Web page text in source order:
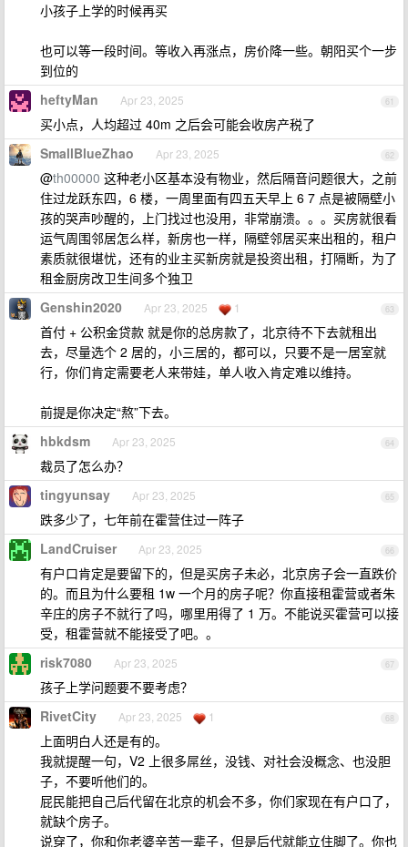
小孩子上学的时候再买
也可以等一段时间。等收入再涨点，房价降一些。朝阳买个一步
到位的
61
heftyMan Apr 23, 2025
买小点，人均超过 40m 之后会可能会收房产税了
62
SmallBlueZhao Apr 23, 2025
@th00000 这种老小区基本没有物业，然后隔音问题很大，之前
住过龙跃东四，6 楼，一周里面有四五天早上 6 7 点是被隔壁小
孩的哭声吵醒的，上门找过也没用，非常崩溃。。。买房就很看
运气周围邻居怎么样，新房也一样，隔壁邻居买来出租的，租户
素质就很堪忧，还有的业主买新房就是投资出租，打隔断，为了
租金厨房改卫生间多个独卫
63
Genshin2020 Apr 23, 2025 1
首付 + 公积金贷款 就是你的总房款了，北京待不下去就租出
去，尽量选个 2 居的，小三居的，都可以，只要不是一居室就
行，你们肯定需要老人来带娃，单人收入肯定难以维持。
前提是你决定“熬”下去。
64
hbkdsm Apr 23, 2025
裁员了怎么办？
65
tingyunsay Apr 23, 2025
跌多少了，七年前在霍营住过一阵子
66
LandCruiser Apr 23, 2025
有户口肯定是要留下的，但是买房子未必，北京房子会一直跌价
的。而且为什么要租 1w 一个月的房子呢？你直接租霍营或者朱
辛庄的房子不就行了吗，哪里用得了 1 万。不能说买霍营可以接
受，租霍营就不能接受了吧。。
67
risk7080 Apr 23, 2025
孩子上学问题要不要考虑？
68
RivetCity Apr 23, 2025 1
上面明白人还是有的。
我就提醒一句，V2 上很多屌丝，没钱、对社会没概念、也没胆
子，不要听他们的。
屁民能把自己后代留在北京的机会不多，你们家现在有户口了，
就缺个房子。
说穿了，你和你老婆辛苦一辈子，但是后代就能立住脚了。你也